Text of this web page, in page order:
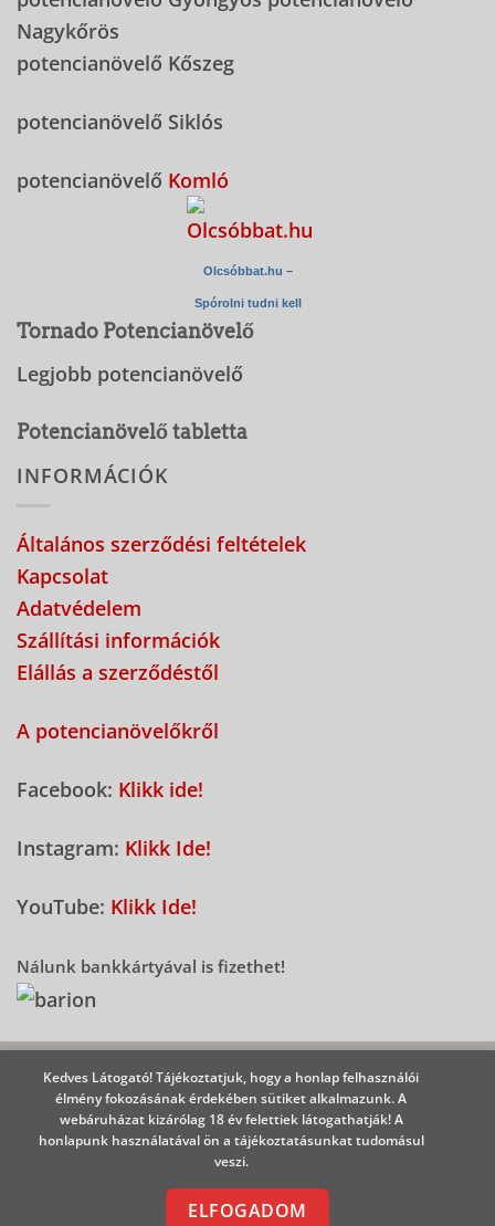
Nagykőrös
potencianövelő Kőszeg
potencianövelő Siklós
potencianövelő Komló
Olcsóbbat.hu –
Spórolni tudni kell
Tornado Potencianövelő
Legjobb potencianövelő
Potencianövelő tabletta
INFORMÁCIÓK
Általános szerződési feltételek
Kapcsolat
Adatvédelem
Szállítási információk
Elállás a szerződéstől
A potencianövelőkről
Facebook: Klikk ide!
Instagram: Klikk Ide!
YouTube: Klikk Ide!
Nálunk bankkártyával is fizethet!
2026 - Potencianövelő Shop
Kedves Látogató! Tájékoztatjuk, hogy a honlap felhasználói
élmény fokozásának érdekében sütiket alkalmazunk. A
webáruházat kizárólag 18 év felettiek látogathatják! A
honlapunk használatával ön a tájékoztatásunkat tudomásul
veszi.
ELFOGADOM